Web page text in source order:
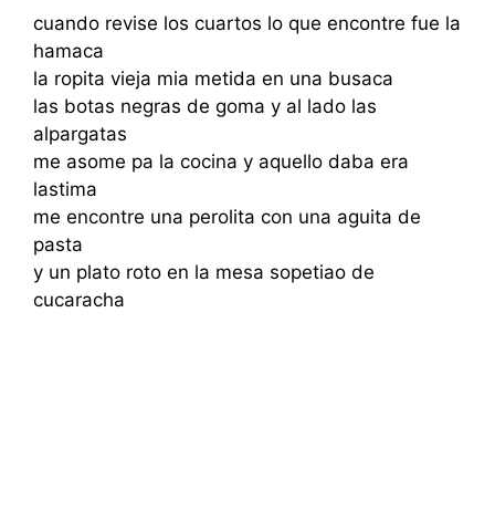
cuando revise los cuartos lo que encontre fue la
hamaca
la ropita vieja mia metida en una busaca
las botas negras de goma y al lado las
alpargatas
me asome pa la cocina y aquello daba era
lastima
me encontre una perolita con una aguita de
pasta
y un plato roto en la mesa sopetiao de
cucaracha